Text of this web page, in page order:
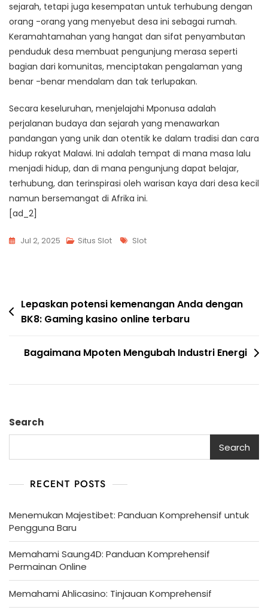
sejarah, tetapi juga kesempatan untuk terhubung dengan
orang -orang yang menyebut desa ini sebagai rumah.
Keramahtamahan yang hangat dan sifat penyambutan
penduduk desa membuat pengunjung merasa seperti
bagian dari komunitas, menciptakan pengalaman yang
benar -benar mendalam dan tak terlupakan.
Secara keseluruhan, menjelajahi Mponusa adalah
perjalanan budaya dan sejarah yang menawarkan
pandangan yang unik dan otentik ke dalam tradisi dan cara
hidup rakyat Malawi. Ini adalah tempat di mana masa lalu
menjadi hidup, dan di mana pengunjung dapat belajar,
terhubung, dan terinspirasi oleh warisan kaya dari desa kecil
namun bersemangat di Afrika ini.
[ad_2]
Jul 2, 2025 Situs Slot Tags
Slot
Post
navigation
Lepaskan potensi kemenangan Anda dengan
BK8: Gaming kasino online terbaru
Bagaimana Mpoten Mengubah Industri Energi
Search
Search
RECENT POSTS
Menemukan Majestibet: Panduan Komprehensif untuk
Pengguna Baru
Memahami Saung4D: Panduan Komprehensif
Permainan Online
Memahami Ahlicasino: Tinjauan Komprehensif